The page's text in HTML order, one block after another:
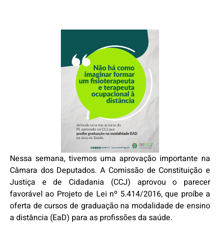
Nessa semana, tivemos uma aprovação importante na
Câmara dos Deputados. A Comissão de Constituição e
Justiça e de Cidadania (CCJ) aprovou o parecer
favorável ao Projeto de Lei nº 5.414/2016, que proíbe a
oferta de cursos de graduação na modalidade de ensino
a distância (EaD) para as profissões da saúde.